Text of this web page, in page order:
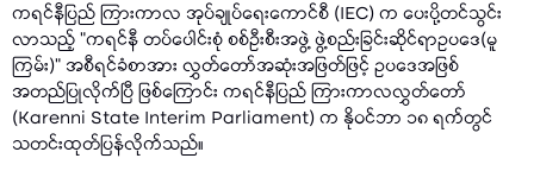
ကရင်နီပြည် ကြားကာလ အုပ်ချုပ်ရေးကောင်စီ (IEC) က ပေးပို့တင်သွင်း
လာသည့် "ကရင်နီ တပ်ပေါင်းစုံ စစ်ဦးစီးအဖွဲ့ ဖွဲ့စည်းခြင်းဆိုင်ရာဥပဒေ(မူ
ကြမ်း)” အစီရင်ခံစာအား လွှတ်တော်အဆုံးအဖြတ်ဖြင့် ဥပဒေအဖြစ်
အတည်ပြုလိုက်ပြီ ဖြစ်ကြောင်း ကရင်နီပြည် ကြားကာလလွှတ်တော်
(Karenni State Interim Parliament) က နိုဝင်ဘာ ၁၈ ရက်တွင်
သတင်းထုတ်ပြန်လိုက်သည်။